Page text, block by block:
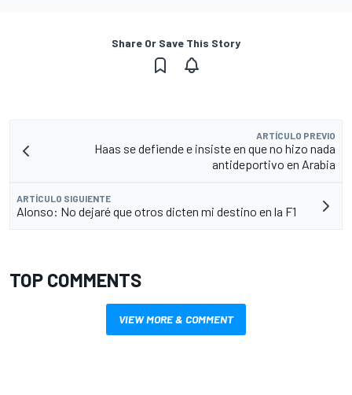
Share Or Save This Story
ARTÍCULO PREVIO
Haas se defiende e insiste en que no hizo nada
antideportivo en Arabia
ARTÍCULO SIGUIENTE
Alonso: No dejaré que otros dicten mi destino en la F1
TOP COMMENTS
VIEW MORE & COMMENT